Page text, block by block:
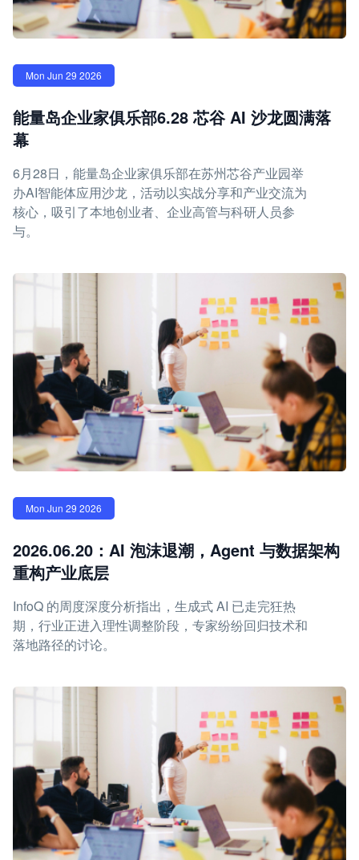
Mon Jun 29 2026
能量岛企业家俱乐部6.28 芯谷 AI 沙龙圆满落
幕
6月28日，能量岛企业家俱乐部在苏州芯谷产业园举
办AI智能体应用沙龙，活动以实战分享和产业交流为
核心，吸引了本地创业者、企业高管与科研人员参
与。
Mon Jun 29 2026
2026.06.20：AI 泡沫退潮，Agent 与数据架构
重构产业底层
InfoQ 的周度深度分析指出，生成式 AI 已走完狂热
期，行业正进入理性调整阶段，专家纷纷回归技术和
落地路径的讨论。